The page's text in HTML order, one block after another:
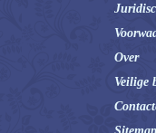
Over
Veilige